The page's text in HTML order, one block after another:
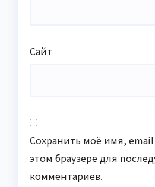
Сайт
Сохранить моё имя, email
этом браузере для
комментариев.